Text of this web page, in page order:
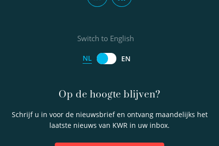
Op de hoogte blijven?
Schrijf u in voor de nieuwsbrief en ontvang maandelijks het
laatste nieuws van KWR in uw inbox.
Switch to English
NL EN